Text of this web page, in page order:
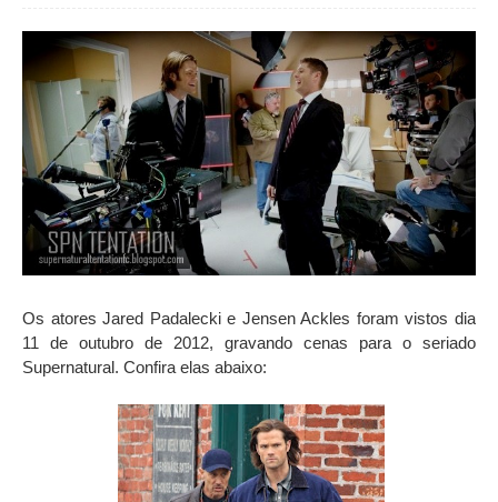
Os atores Jared Padalecki e Jensen Ackles foram vistos dia
11 de outubro de 2012, gravando cenas para o seriado
Supernatural. Confira elas abaixo: